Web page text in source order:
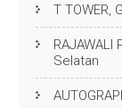
T TOWER,
RAJAWALI
Selatan